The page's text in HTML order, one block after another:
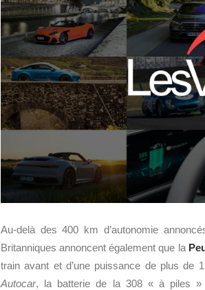
Au-delà des 400 km d’autonomie
Britanniques annoncent également que la
train avant et d’une puissance de plus de
Autocar, la batterie de la 308 « à piles »